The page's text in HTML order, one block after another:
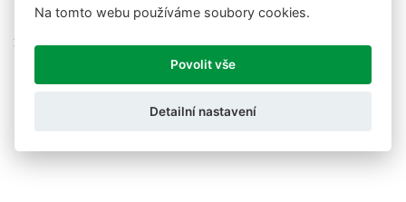
Snížení vlhkosti v instalaci lze dosáhnout vhodnou
ochranou proti přímému stříkání vody a zajištěním
účinného odvodnění prostoru snímačů.
Na tomto webu používáme soubory cookies.
Povolit vše
Detailní nastavení